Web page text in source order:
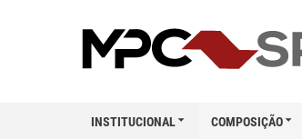
INSTITUCIONAL COMPOSIÇÃO